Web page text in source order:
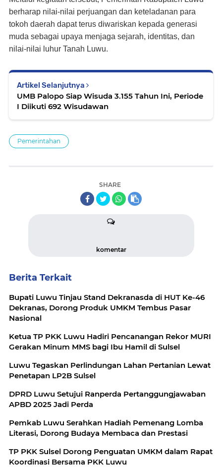
berharap nilai-nilai perjuangan dan keteladanan para
tokoh daerah dapat terus diwariskan kepada generasi
muda sebagai upaya menjaga sejarah, identitas, dan
nilai-nilai luhur Tanah Luwu.
Artikel Selanjutnya
UMB Palopo Siap Wisuda 3.155 Tahun Ini, Periode
I Diikuti 692 Wisudawan
Pemerintahan
SHARE
komentar
Berita Terkait
Bupati Luwu Tinjau Stand Dekranasda di HUT Ke-46
Dekranas, Dorong Produk UMKM Tembus Pasar
Nasional
Ketua TP PKK Luwu Hadiri Pencanangan Rekor MURI
Gerakan Minum MMS bagi Ibu Hamil di Sulsel
Luwu Tegaskan Perlindungan Lahan Pertanian Lewat
Penetapan LP2B Sulsel
DPRD Luwu Setujui Ranperda Pertanggungjawaban
APBD 2025 Jadi Perda
Pemkab Luwu Serahkan Hadiah Pemenang Lomba
Literasi, Dorong Budaya Membaca dan Prestasi
TP PKK Sulsel Dorong Penguatan UMKM dalam Rapat
Koordinasi Bersama PKK Luwu